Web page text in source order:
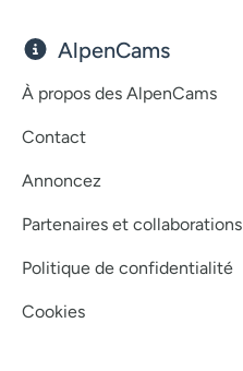
AlpenCams
À propos des AlpenCams
Contact
Annoncez
Partenaires et collaborations
Politique de confidentialité
Cookies